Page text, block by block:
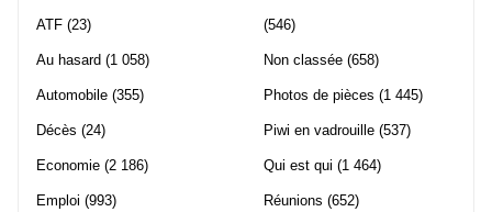
ATF (23)
Au hasard (1 058)
Automobile (355)
Décès (24)
Economie (2 186)
Emploi (993)
(546)
Non classée (658)
Photos de pièces (1 445)
Piwi en vadrouille (537)
Qui est qui (1 464)
Réunions (652)